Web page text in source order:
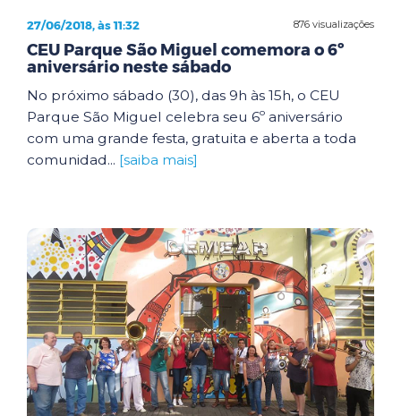
876 visualizações
27/06/2018, às 11:32
CEU Parque São Miguel comemora o 6º
aniversário neste sábado
No próximo sábado (30), das 9h às 15h, o CEU
Parque São Miguel celebra seu 6º aniversário
com uma grande festa, gratuita e aberta a toda
comunidad... [saiba mais]